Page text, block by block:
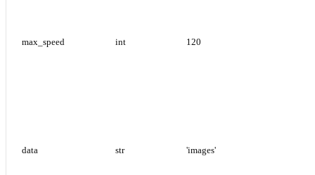
max_speed int 120
data str 'images'